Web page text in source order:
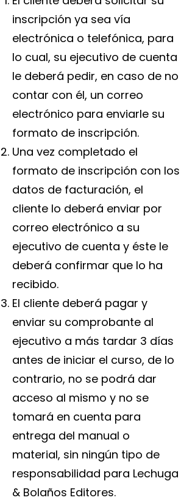
inscripción ya sea vía
electrónica o telefónica, para
lo cual, su ejecutivo de cuenta
le deberá pedir, en caso de no
contar con él, un correo
electrónico para enviarle su
formato de inscripción.
Una vez completado el
formato de inscripción con los
datos de facturación, el
cliente lo deberá enviar por
correo electrónico a su
ejecutivo de cuenta y éste le
deberá confirmar que lo ha
recibido.
El cliente deberá pagar y
enviar su comprobante al
ejecutivo a más tardar 3 días
antes de iniciar el curso, de lo
contrario, no se podrá dar
acceso al mismo y no se
tomará en cuenta para
entrega del manual o
material, sin ningún tipo de
responsabilidad para Lechuga
& Bolaños Editores.